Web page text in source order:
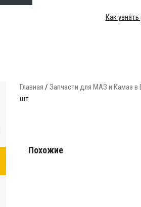
Как
Главная / Запчасти для МАЗ и Камаз в
шт
Похожие